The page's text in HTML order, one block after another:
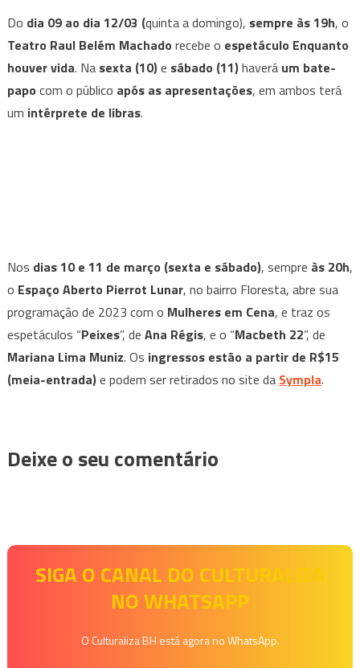
Do dia 09 ao dia 12/03 (quinta a domingo), sempre às 19h, o
Teatro Raul Belém Machado recebe o espetáculo Enquanto
houver vida. Na sexta (10)e sábado (11)haverá um bate-
papo com o público após as apresentações, em ambos terá
um intérprete de libras.
Nos dias 10 e 11 de março (sexta e sábado), sempre às 20h,
o Espaço Aberto Pierrot Lunar, no bairro Floresta, abre sua
programação de 2023 com o Mulheres em Cena, e traz os
espetáculos “Peixes”, de Ana Régis, e o “Macbeth 22”, de
Mariana Lima Muniz. Os ingressos estão a partir de R$15
(meia-entrada)e podem ser retirados no site da Sympla.
Deixe o seu comentário
SIGA O CANAL DO CULTURALIZA
NO WHATSAPP
O Culturaliza BH está agora no WhatsApp.